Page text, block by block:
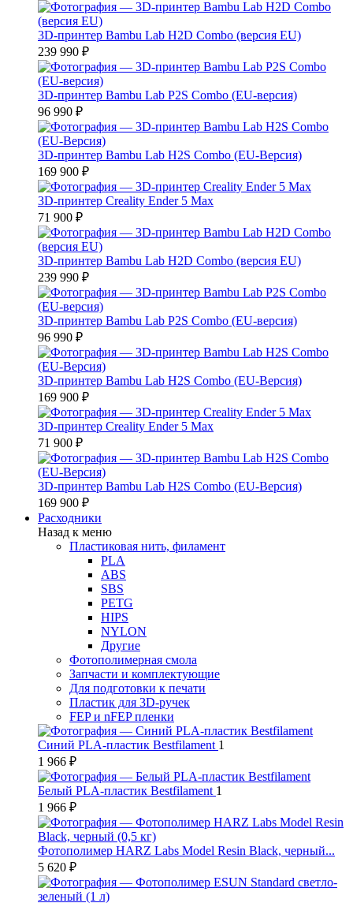
3D-принтер Bambu Lab H2D Combo (версия EU)
239 990 ₽
3D-принтер Bambu Lab P2S Combo (EU-версия)
96 990 ₽
3D-принтер Bambu Lab H2S Combo (EU-Версия)
169 900 ₽
3D-принтер Creality Ender 5 Max
71 900 ₽
3D-принтер Bambu Lab H2D Combo (версия EU)
239 990 ₽
3D-принтер Bambu Lab P2S Combo (EU-версия)
96 990 ₽
3D-принтер Bambu Lab H2S Combo (EU-Версия)
169 900 ₽
3D-принтер Creality Ender 5 Max
71 900 ₽
3D-принтер Bambu Lab H2S Combo (EU-Версия)
169 900 ₽
Расходники
Назад к меню
Пластиковая нить, филамент
PLA
ABS
SBS
PETG
HIPS
NYLON
Другие
Фотополимерная смола
Запчасти и комплектующие
Для подготовки к печати
Пластик для 3D-ручек
FEP и nFEP пленки
Синий PLA-пластик Bestfilament 1
1 966 ₽
Белый PLA-пластик Bestfilament 1
1 966 ₽
Фотополимер HARZ Labs Model Resin Black, черный...
5 620 ₽